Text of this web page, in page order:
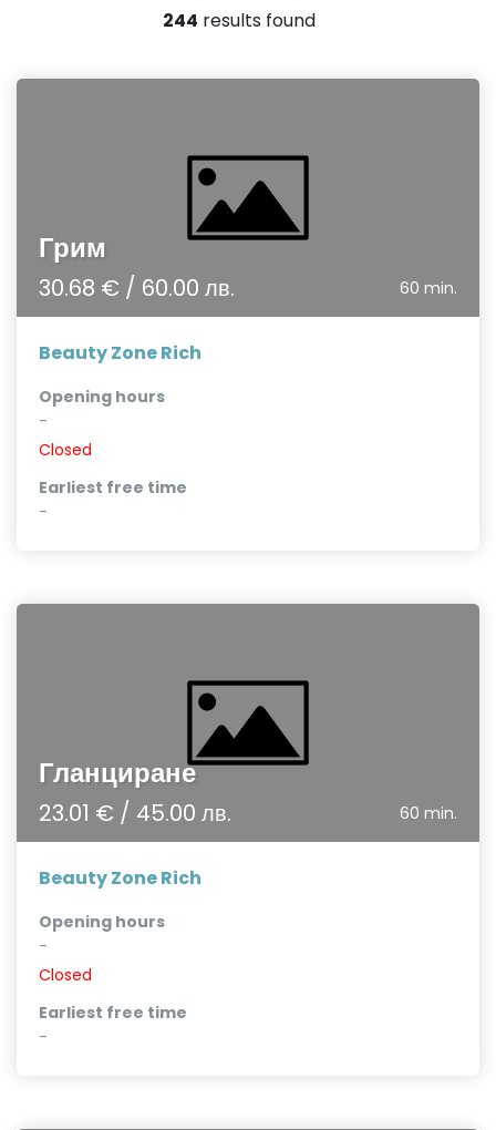
244 results found
Грим
30.68 € / 60.00 лв. 60 min.
Beauty Zone Rich
Opening hours
-
Closed
Earliest free time
-
Гланциране
23.01 € / 45.00 лв. 60 min.
Beauty Zone Rich
Opening hours
-
Closed
Earliest free time
-